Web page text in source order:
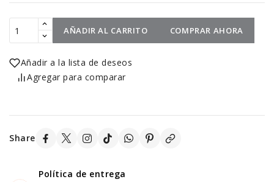
AÑADIR AL CARRITO COMPRAR AHORA
Añadir a la lista de deseos
Agregar para comparar
Share
Política de entrega